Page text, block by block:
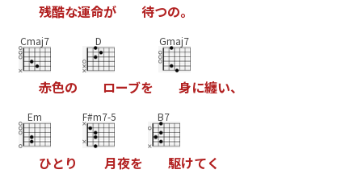
残酷な運命が 待つの。
Cmaj7
赤色の
D
ローブを
Gmaj7
身に纏い、
Em
ひと り
F#m7-5
月夜を
B7
駆けてく